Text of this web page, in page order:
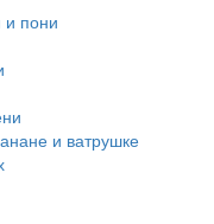
и пони
и ватрушке